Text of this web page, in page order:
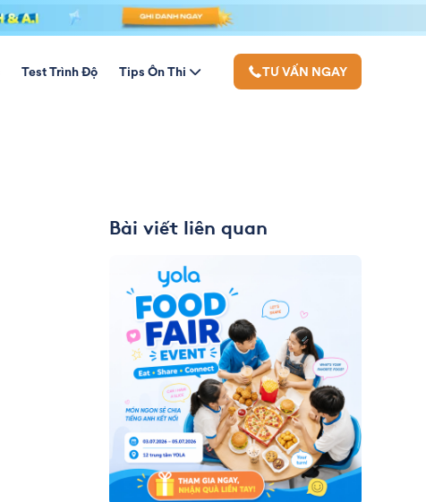
Test Trình Độ Tips Ôn Thi TƯ VẤN NGAY
Bài viết liên quan